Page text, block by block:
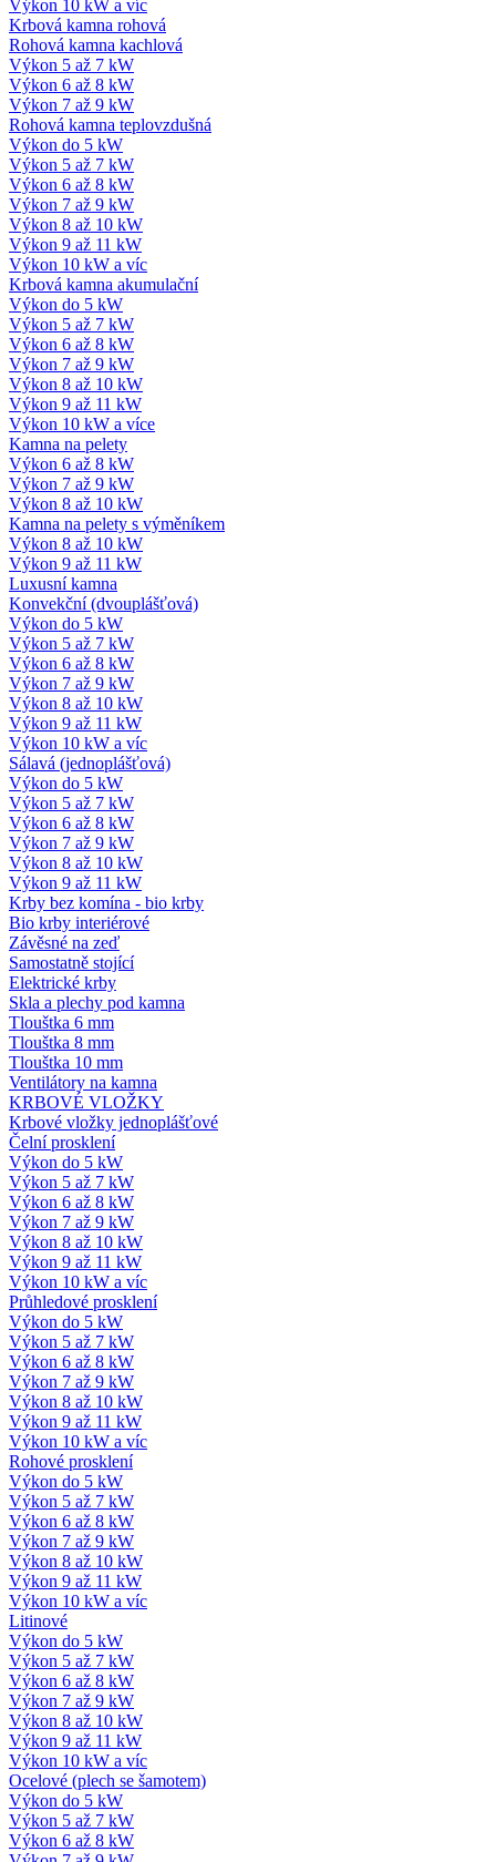
Výkon 10 kW a víc
Krbová kamna rohová
Rohová kamna kachlová
Výkon 5 až 7 kW
Výkon 6 až 8 kW
Výkon 7 až 9 kW
Rohová kamna teplovzdušná
Výkon do 5 kW
Výkon 5 až 7 kW
Výkon 6 až 8 kW
Výkon 7 až 9 kW
Výkon 8 až 10 kW
Výkon 9 až 11 kW
Výkon 10 kW a víc
Krbová kamna akumulační
Výkon do 5 kW
Výkon 5 až 7 kW
Výkon 6 až 8 kW
Výkon 7 až 9 kW
Výkon 8 až 10 kW
Výkon 9 až 11 kW
Výkon 10 kW a více
Kamna na pelety
Výkon 6 až 8 kW
Výkon 7 až 9 kW
Výkon 8 až 10 kW
Kamna na pelety s výměníkem
Výkon 8 až 10 kW
Výkon 9 až 11 kW
Luxusní kamna
Konvekční (dvouplášťová)
Výkon do 5 kW
Výkon 5 až 7 kW
Výkon 6 až 8 kW
Výkon 7 až 9 kW
Výkon 8 až 10 kW
Výkon 9 až 11 kW
Výkon 10 kW a víc
Sálavá (jednoplášťová)
Výkon do 5 kW
Výkon 5 až 7 kW
Výkon 6 až 8 kW
Výkon 7 až 9 kW
Výkon 8 až 10 kW
Výkon 9 až 11 kW
Krby bez komína - bio krby
Bio krby interiérové
Závěsné na zeď
Samostatně stojící
Elektrické krby
Skla a plechy pod kamna
Tlouštka 6 mm
Tlouštka 8 mm
Tlouštka 10 mm
Ventilátory na kamna
KRBOVÉ VLOŽKY
Krbové vložky jednoplášťové
Čelní prosklení
Výkon do 5 kW
Výkon 5 až 7 kW
Výkon 6 až 8 kW
Výkon 7 až 9 kW
Výkon 8 až 10 kW
Výkon 9 až 11 kW
Výkon 10 kW a víc
Průhledové prosklení
Výkon do 5 kW
Výkon 5 až 7 kW
Výkon 6 až 8 kW
Výkon 7 až 9 kW
Výkon 8 až 10 kW
Výkon 9 až 11 kW
Výkon 10 kW a víc
Rohové prosklení
Výkon do 5 kW
Výkon 5 až 7 kW
Výkon 6 až 8 kW
Výkon 7 až 9 kW
Výkon 8 až 10 kW
Výkon 9 až 11 kW
Výkon 10 kW a víc
Litinové
Výkon do 5 kW
Výkon 5 až 7 kW
Výkon 6 až 8 kW
Výkon 7 až 9 kW
Výkon 8 až 10 kW
Výkon 9 až 11 kW
Výkon 10 kW a víc
Ocelové (plech se šamotem)
Výkon do 5 kW
Výkon 5 až 7 kW
Výkon 6 až 8 kW